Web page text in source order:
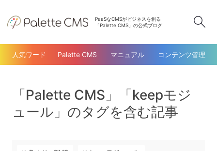
PaaSなCMSがビジネスを創る
「Palette CMS」の公式ブログ
人気ワード Palette CMS マニュアル コンテンツ管理
「Palette CMS」「keepモジ
ュール」のタグを含む記事